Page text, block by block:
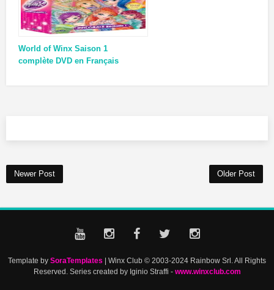
World of Winx Saison 1
complète DVD en Français
Newer Post Older Post
Template by SoraTemplates | Winx Club © 2003-2024 Rainbow Srl. All Rights
Reserved. Series created by Iginio Straffi - www.winxclub.com